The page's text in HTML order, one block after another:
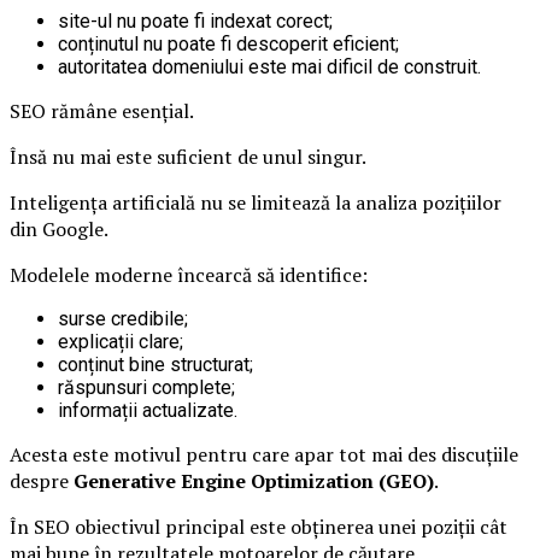
site-ul nu poate fi indexat corect;
conținutul nu poate fi descoperit eficient;
autoritatea domeniului este mai dificil de construit.
SEO rămâne esențial.
Însă nu mai este suficient de unul singur.
Inteligența artificială nu se limitează la analiza pozițiilor
din Google.
Modelele moderne încearcă să identifice:
surse credibile;
explicații clare;
conținut bine structurat;
răspunsuri complete;
informații actualizate.
Acesta este motivul pentru care apar tot mai des discuțiile
despre Generative Engine Optimization (GEO).
În SEO obiectivul principal este obținerea unei poziții cât